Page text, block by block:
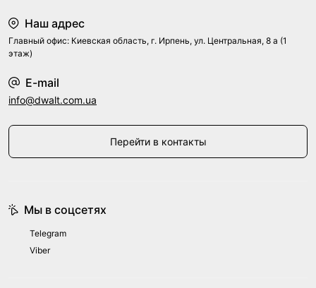
Наш адрес
Главный офис: Киевская область, г. Ирпень, ул. Центральная, 8 а (1
этаж)
E-mail
info@dwalt.com.ua
Перейти в контакты
Мы в соцсетях
Telegram
Viber